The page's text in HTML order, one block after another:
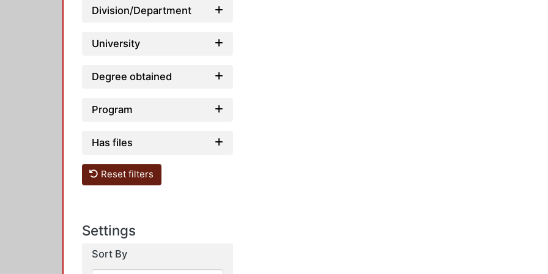
Division/Department
University
Degree obtained
Program
Has files
Reset filters
Settings
Sort By